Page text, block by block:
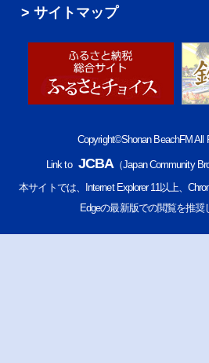
サイトマップ
Copyright©Shonan BeachFM All
Link to JCBA（Japan Community
本サイトでは、Internet Explorer 11以上、
Edgeの最新版での閲覧を推奨